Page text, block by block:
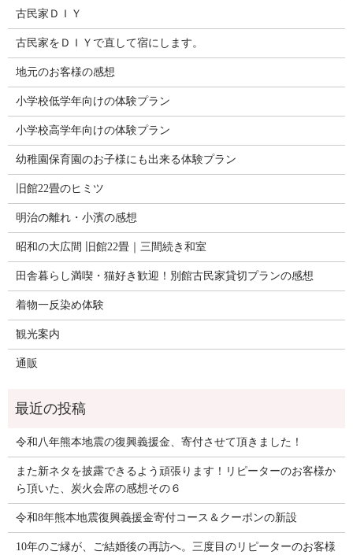
古民家ＤＩＹ
古民家をＤＩＹで直して宿にします。
地元のお客様の感想
小学校低学年向けの体験プラン
小学校高学年向けの体験プラン
幼稚園保育園のお子様にも出来る体験プラン
旧館22畳のヒミツ
明治の離れ・小濱の感想
昭和の大広間 旧館22畳｜三間続き和室
田舎暮らし満喫・猫好き歓迎！別館古民家貸切プランの感想
着物一反染め体験
観光案内
通販
令和八年熊本地震の復興義援金、寄付させて頂きました！
また新ネタを披露できるよう頑張ります！リピーターのお客様か
ら頂いた、炭火会席の感想その６
令和8年熊本地震復興義援金寄付コース＆クーポンの新設
10年のご縁が、ご結婚後の再訪へ。三度目のリピーターのお客様